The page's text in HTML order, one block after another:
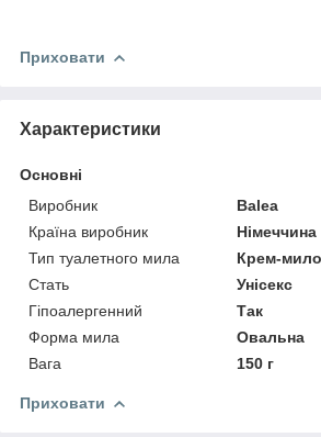
Приховати
Характеристики
Основні
Виробник
Balea
Країна виробник
Німеччина
Тип туалетного мила
Крем-мило
Стать
Унісекс
Гіпоалергенний
Так
Форма мила
Овальна
Вага
150 г
Приховати